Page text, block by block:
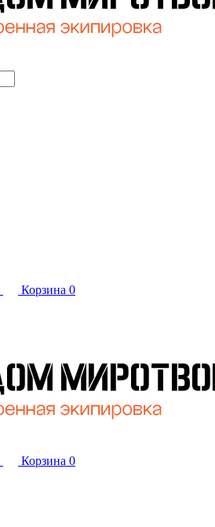
Корзина 0
Корзина 0